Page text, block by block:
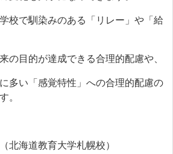
校で馴染みのある「リレー」や「給
の目的が達成できる合理的配慮や、
多い「感覚特性」への合理的配慮の
。
海道教育大学札幌校）